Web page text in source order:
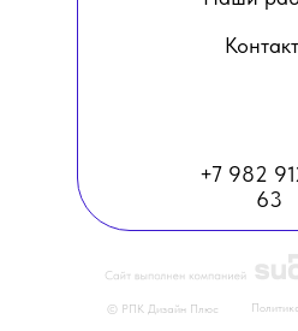
+7 982
63
© РПК Дизайн Плюс